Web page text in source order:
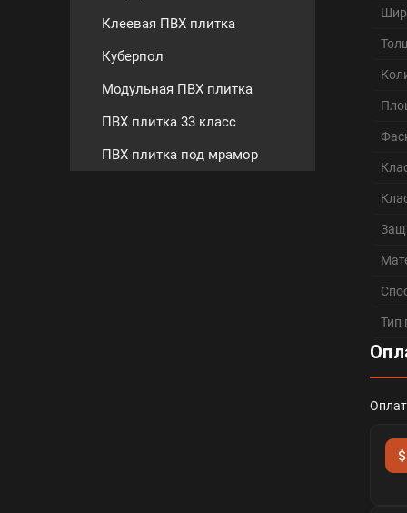
Клеевая ПВХ плитка
Куберпол
Модульная ПВХ плитка
ПВХ плитка 33 класс
ПВХ плитка под мрамор
Тип